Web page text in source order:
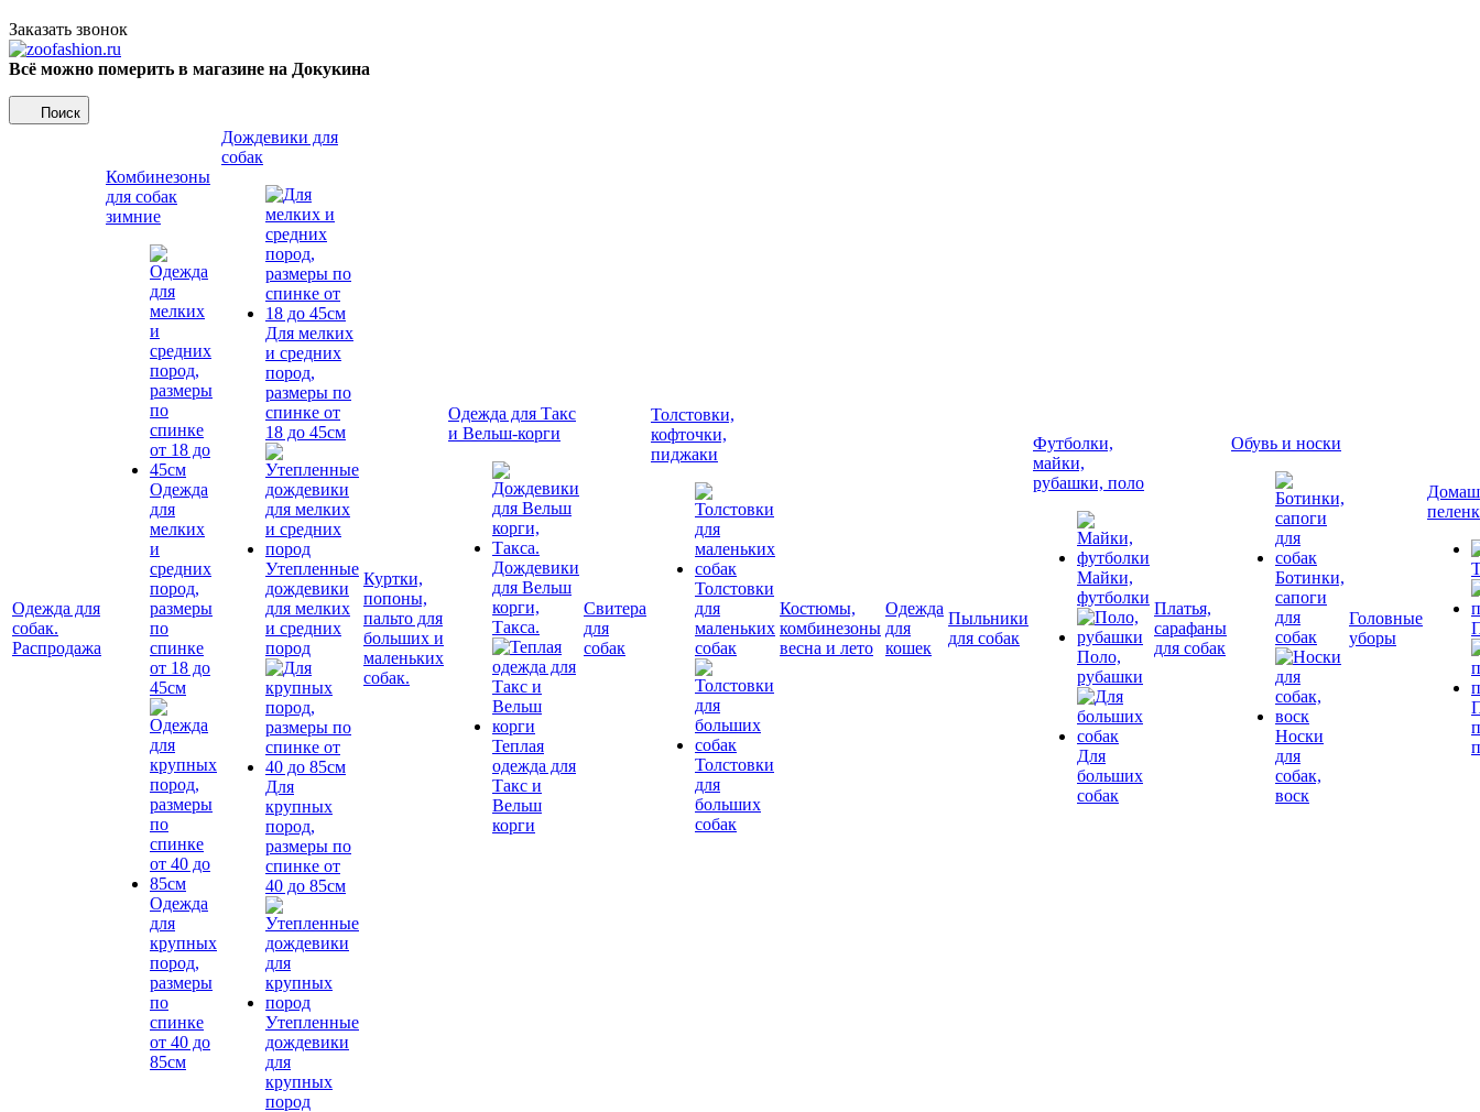
Заказать звонок
Всё можно померить в магазине на Докукина
Поиск
Одежда для
собак.
Распродажа
Комбинезоны
для собак
зимние
Одежда
для
мелких
и
средних
пород,
размеры
по
спинке
от 18 до
45см
Одежда
для
крупных
пород,
размеры
по
спинке
от 40 до
85см
Дождевики для
собак
Для мелких
и средних
пород,
размеры по
спинке от
18 до 45см
Утепленные
дождевики
для мелких
и средних
пород
Для
крупных
пород,
размеры по
спинке от
40 до 85см
Утепленные
дождевики
для
крупных
пород
Куртки,
попоны,
пальто для
больших и
маленьких
собак.
Одежда для Такс
и Вельш-корги
Дождевики
для Вельш
корги,
Такса.
Теплая
одежда для
Такс и
Вельш
корги
Свитера
для
собак
Толстовки,
кофточки,
пиджаки
Толстовки
для
маленьких
собак
Толстовки
для
больших
собак
Костюмы,
комбинезоны
весна и лето
Одежда
для
кошек
Пыльники
для собак
Футболки,
майки,
рубашки, поло
Майки,
футболки
Поло,
рубашки
Для
больших
собак
Платья,
сарафаны
для собак
Обувь и носки
Ботинки,
сапоги
для
собак
Носки
для
собак,
воск
Головные
уборы